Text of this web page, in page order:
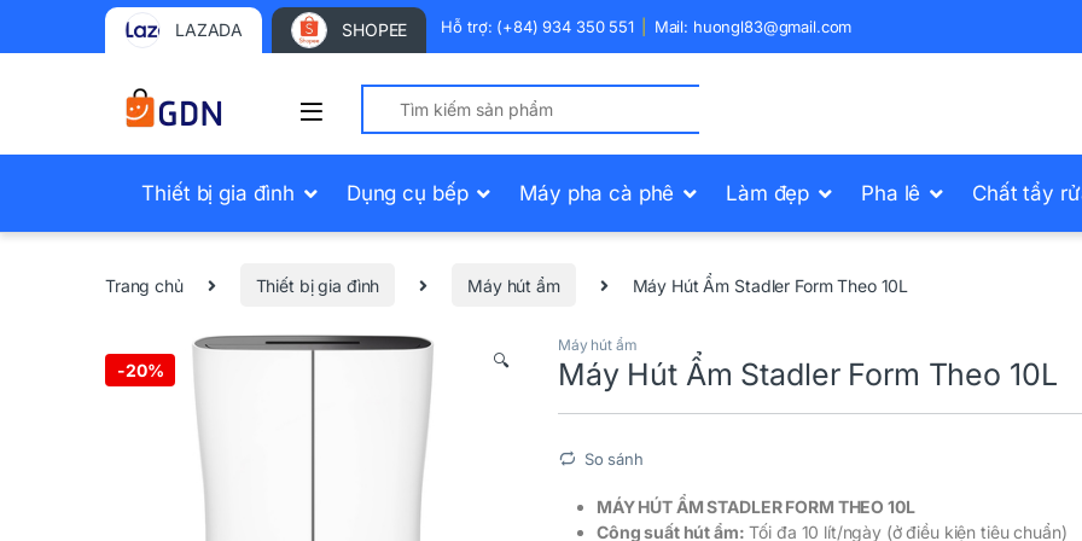
LAZADA SHOPEE Hỗ trợ: (+84) 934 350 551 Mail: huongl83@gmail.com
Search for:
Thiết bị gia đình Dụng cụ bếp Máy pha cà phê Làm đẹp Pha lê Chất tẩy
Trang chủ Thiết bị gia đình Máy hút ẩm Máy Hút Ẩm Stadler Form Theo 10L
-20% 🔍
Máy hút ẩm
Máy Hút Ẩm Stadler Form Theo 10L
So sánh
MÁY HÚT ẨM STADLER FORM THEO 10L
Công suất hút ẩm: Tối đa 10 lít/ngày (ở điều kiện tiêu chuẩn)